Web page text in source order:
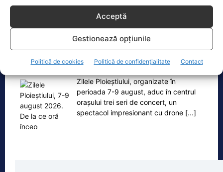
Acceptă
Gestionează opțiunile
Politică de cookies Politică de confidențialitate Contact
concertele…
Zilele Ploieștiului, organizate în
perioada 7-9 august, aduc în centrul
orașului trei seri de concert, un
spectacol impresionant cu drone [...]